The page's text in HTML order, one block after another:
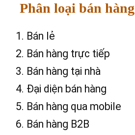
Phân loại bán hàng
Bán lẻ
Bán hàng trực tiếp
Bán hàng tại nhà
Đại diện bán hàng
Bán hàng qua mobile
Bán hàng B2B